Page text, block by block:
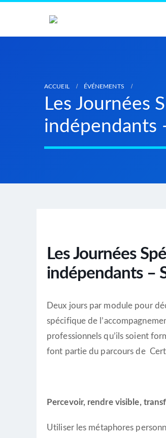
ACCUEIL ÉVÉNEMENTS
Les Journées
indépendants
Les Journées
indépendants –
Deux jours par module pour
spécifique de
professionnels qu’ils soient
font partie du parcours de
Percevoir, rendre visible,
Utiliser les métaphores